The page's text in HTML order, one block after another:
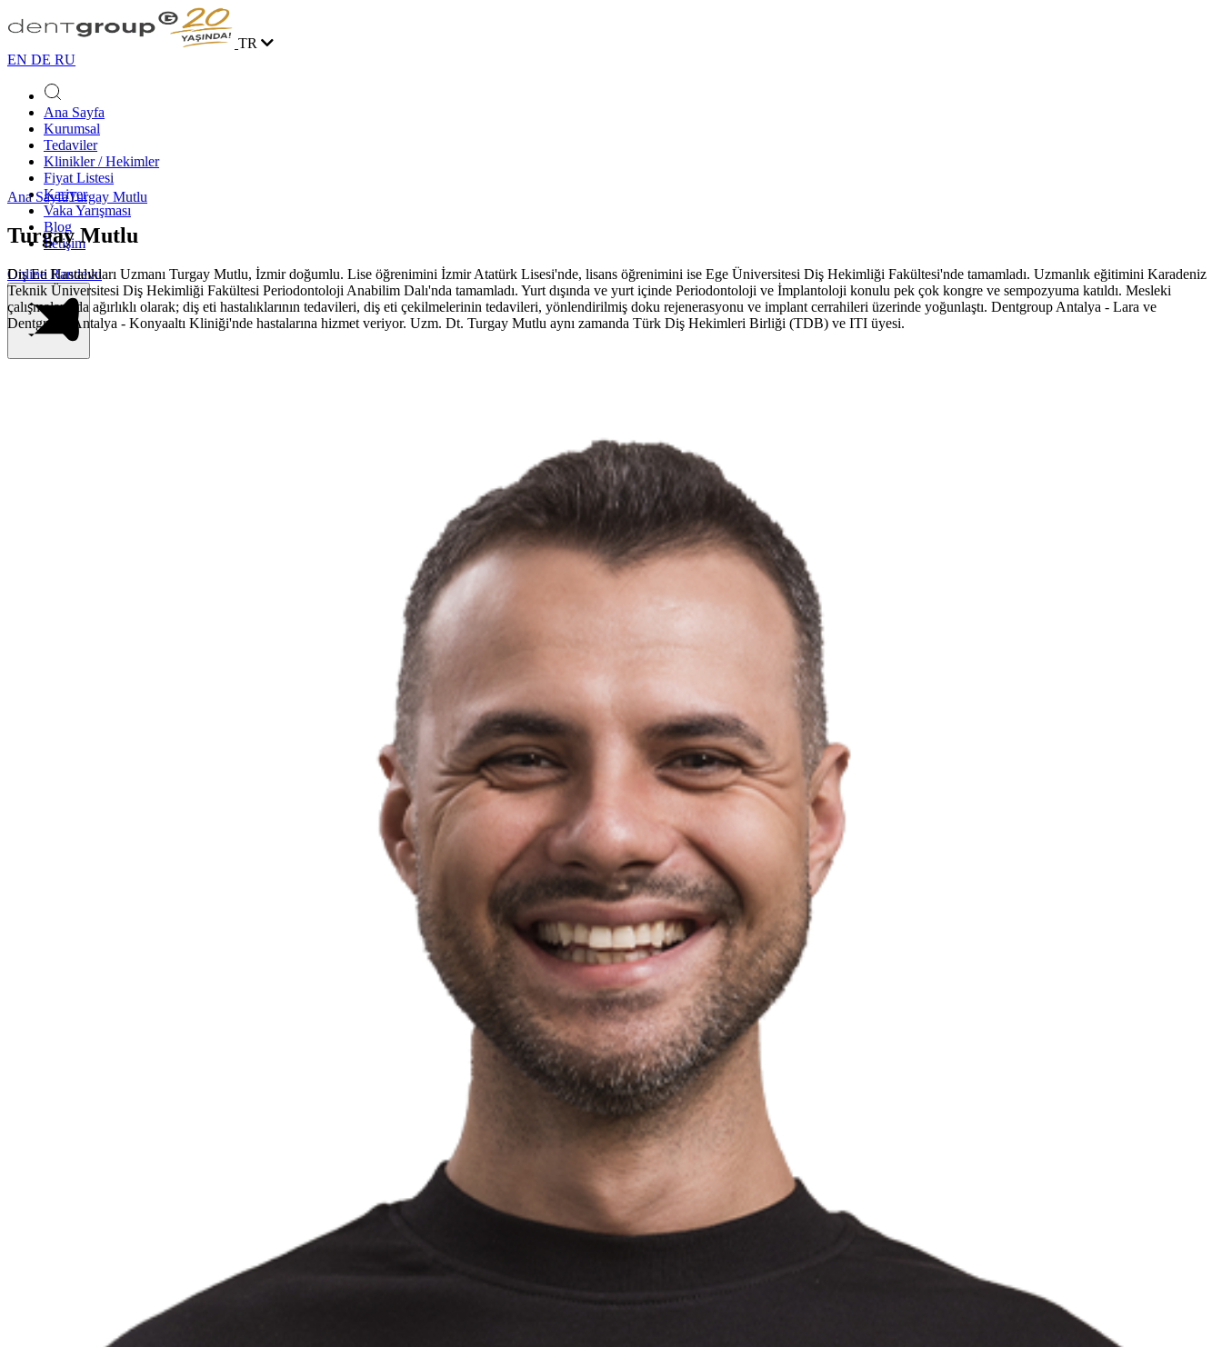
TR
EN DE RU
Ana Sayfa
Kurumsal
Tedaviler
Klinikler / Hekimler
Fiyat Listesi
Kariyer
Vaka Yarışması
Blog
İletişim
Online Randevu
Ana SayfaTurgay Mutlu
Turgay Mutlu
Diş Eti Hastalıkları Uzmanı Turgay Mutlu, İzmir doğumlu. Lise öğrenimini İzmir Atatürk Lisesi'nde, lisans öğrenimini ise Ege Üniversitesi Diş Hekimliği Fakültesi'nde tamamladı. Uzmanlık eğitimini Karadeniz
Teknik Üniversitesi Diş Hekimliği Fakültesi Periodontoloji Anabilim Dalı'nda tamamladı. Yurt dışında ve yurt içinde Periodontoloji ve İmplantoloji konulu pek çok kongre ve sempozyuma katıldı. Mesleki
çalışmalarında ağırlıklı olarak; diş eti hastalıklarının tedavileri, diş eti çekilmelerinin tedavileri, yönlendirilmiş doku rejenerasyonu ve implant cerrahileri üzerinde yoğunlaştı. Dentgroup Antalya - Lara ve
Dentgroup Antalya - Konyaaltı Kliniği'nde hastalarına hizmet veriyor. Uzm. Dt. Turgay Mutlu aynı zamanda Türk Diş Hekimleri Birliği (TDB) ve ITI üyesi.